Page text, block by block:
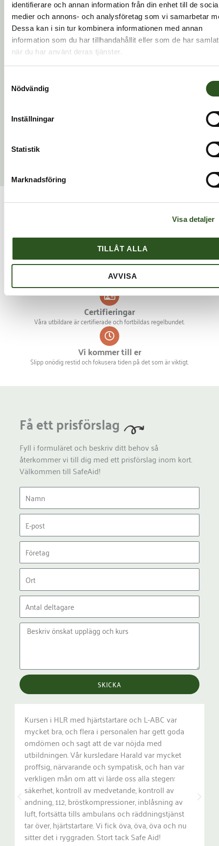
identifierare och annan information från din enhet till de
medier och annons- och analysföretag som vi samarbetar
Dessa kan i sin tur kombinera informationen med annan
information som du har tillhandahållit eller som de har
när du har använt deras tjänster.
Nödvändig
Inställningar
Statistik
Marknadsföring
Visa detaljer
TILLÅT ALLA
AVVISA
deltagarna upplever att övningarna blir bättre.
Vi kan hjälpa till med allt från grundläggande utbildning till
mer avancerade krisövningar där vi kan öva på riktigt med
ambulans som kommer till arbetsplatsen.
Kan ni komma till oss?
Vad kostar era utbildningar?
Hur många deltagare får plats?
Alla våra utbildare har praktisk erfarenhet av de ämnen de lär ut.
Skräddarsytt
Vi ser till att kursen passar er både vad gäller deltagare och verksamhet.
Certifieringar
Våra utbildare är certifierade och fortbildas regelbundet.
Vi kommer till er
Slipp onödig restid och fokusera tiden på det som är viktigt.
Få ett prisförslag
Fyll i formuläret och beskriv ditt behov så
återkommer vi till dig med ett prisförslag inom kort.
Välkommen till SafeAid!
Namn
E-
post
Företag
Ort
Antal
deltagare
Meddelande
SKICKA
nu
Den bästa HLR & L-ABC utbildning vi någonsin
haft! Den var väldigt omfattande och vi fick öva
ordentligt på alla moment. Vår lärare var otroligt
pedagogisk och förtroendegivande som
upprepade momenten ett flertal gånger under
utbildningen vilket innebar att det verkligen
in. Vi fick även möjlighet att ställa alla våra
frågor. Vi är toppen nöjda och kan verkligen
rekommendera SafeAid!
Cicki Lewenhaupt Nilsson